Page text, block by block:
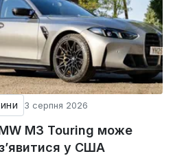
3 серпня 2026
M3 Touring може
у США